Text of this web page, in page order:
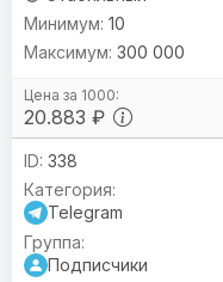
20.883 ₽
10
300 000
338
Telegram
Подписчики